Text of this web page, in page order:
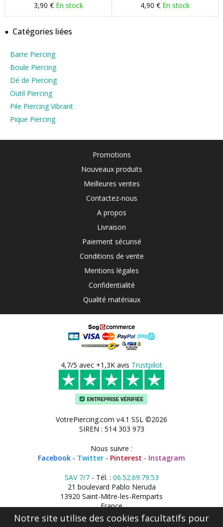
3,90 € En stock 4,90 € En stock
Catégories liées
Barre Piercing
Boule Piercing
Dé de Piercing
Outil Piercing
Pile Piercing Vibrant
Pique Piercing
Promotions
Nouveaux produits
Meilleures ventes
Contactez-nous
A propos
Livraison
Paiement sécurisé
Conditions de vente
Mentions légales
Confidentialité
Qualité matériaux
4,7/5 avec +1,3K avis Trustpilot
VotrePiercing.com v4.1 SSL ©2026
SIREN : 514 303 973
Nous suivre :
Facebook - Twitter - Pinterest - Instagram
SAV 7/7- Tél. : 06.52.69.79.53
21 boulevard Pablo Neruda
13920 Saint-Mitre-les-Remparts
France
Notre site utilise des cookies facultatifs pour